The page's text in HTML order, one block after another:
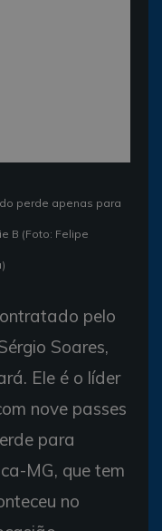
perde apenas para
B (Foto: Felipe
pelo
Soares,
Ele é o líder
nove passes
para
MG, que tem
no